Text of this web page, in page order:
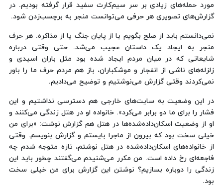
مورد حمله‌های زیادی بر سر سیم‌کارت سفید قرار گرفته‌ بودیم. در
گزارش‌های تصویری هر حرفی می‌توانست منجر به برچسب‌زدن شود.
نمی‌دانستم باید از صلح بگویم یا از پایان جنگ یا از مذاکره. هر حرف
منجر به ایجاد یک داستان عجیب می‌شد. حتی وقتی درباره
شایعاتی که در میان مردم ایجاد شده بود مثل باران اسیدی و
زلزله‌های ناشی از انفجار و موشکباران، باز هم مردم حرف ما را باور
نمی‌کردند وقتی گزارش می‌نوشتیم و توضیح می‌دادیم.
در این وضعیت به سایت‌های خارجی هم دسترسی نداشتیم و این
فشار را برای ما دو برابر می‌کرد». خانواده او در هتل زندگی می‌کنند و
او از وضعیت اسکان‌داده‌شده‌ها در هتل هم گزارش نوشت: «برای من
خیلی سخت بود که بیرون از ماجرا بایستم و گزارش بنویسم. وقتی
از خانواده‌های اسکان‌داده‌شده در هتل نوشتم، تازه متوجه شدم چه
فاجعه‌ای رخ داده است. من مکرر می‌شنیدم‌ می‌گفتند چطور باید این
زندگی را دوباره بسازیم؟ نوشتن این گزارش برای من خیلی سخت
بود.